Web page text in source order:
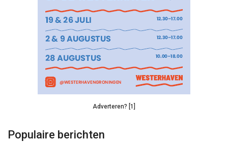
Adverteren? [1]
Populaire berichten